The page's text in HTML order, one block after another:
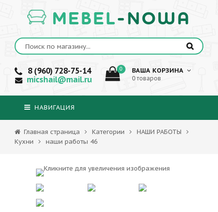
MEBEL-NOWA
8 (960) 728-75-14
micshail@mail.ru
0 ВАША КОРЗИНА
0 товаров
НАВИГАЦИЯ
Главная страница Категории
НАШИ РАБОТЫ
Кухни
наши работы 46